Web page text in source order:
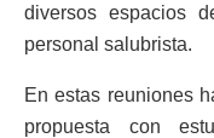
diversos espacios
personal salubrista.
En estas reuniones
propuesta con